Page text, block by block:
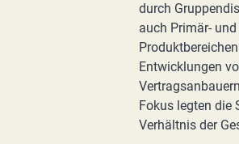
durch
auch Primär-
Entwicklungen
Fokus legten die
Verhältnis der